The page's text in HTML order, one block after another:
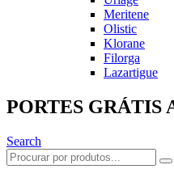
Meritene
Olistic
Klorane
Filorga
Lazartigue
PORTES GRÁTIS
Search